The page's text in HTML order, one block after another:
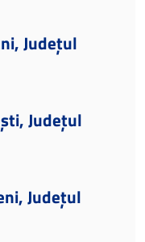
Județul
Județul
Județul